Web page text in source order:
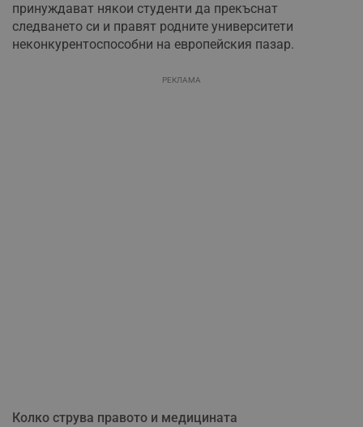
принуждават някои студенти да прекъснат
следването си и правят родните университети
неконкурентоспособни на европейския пазар.
РЕКЛАМА
Колко струва правото и медицината